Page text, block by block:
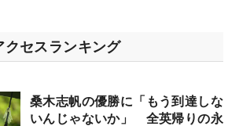
クセスランキング
桑木志帆の優勝に「もう到達しな
いんじゃないか」 全英帰りの永